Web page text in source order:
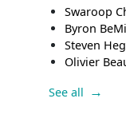
Swaroop
Byron
Steven
Olivier
See all